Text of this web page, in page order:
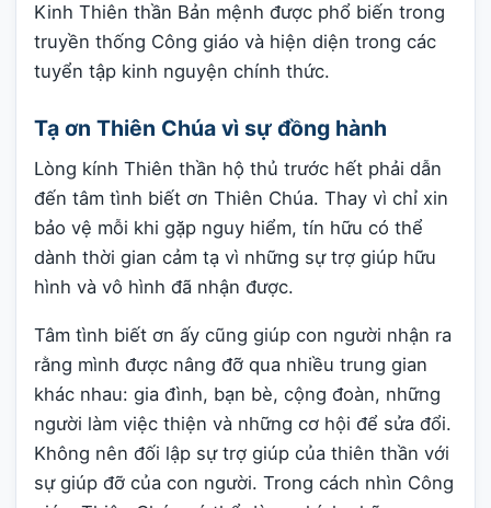
Kinh Thiên thần Bản mệnh được phổ biến trong
truyền thống Công giáo và hiện diện trong các
tuyển tập kinh nguyện chính thức.
Tạ ơn Thiên Chúa vì sự đồng hành
Lòng kính Thiên thần hộ thủ trước hết phải dẫn
đến tâm tình biết ơn Thiên Chúa. Thay vì chỉ xin
bảo vệ mỗi khi gặp nguy hiểm, tín hữu có thể
dành thời gian cảm tạ vì những sự trợ giúp hữu
hình và vô hình đã nhận được.
Tâm tình biết ơn ấy cũng giúp con người nhận ra
rằng mình được nâng đỡ qua nhiều trung gian
khác nhau: gia đình, bạn bè, cộng đoàn, những
người làm việc thiện và những cơ hội để sửa đổi.
Không nên đối lập sự trợ giúp của thiên thần với
sự giúp đỡ của con người. Trong cách nhìn Công